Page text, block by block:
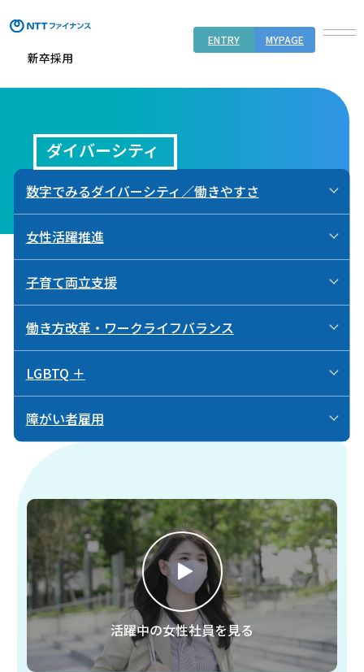
新卒採用
ENTRY MYPAGE
ダイバーシティ
数字でみるダイバーシティ／働きやすさ
女性活躍推進
子育て両立支援
働き方改革・ワークライフバランス
LGBTQ ＋
障がい者雇用
活躍中の女性社員を見る